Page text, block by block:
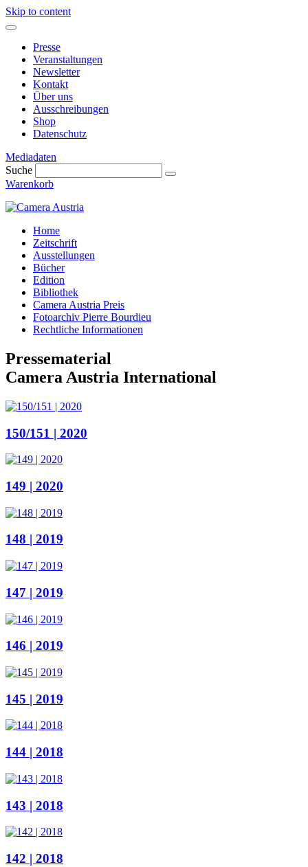
Skip to content
Presse
Veranstaltungen
Newsletter
Kontakt
Über uns
Ausschreibungen
Shop
Datenschutz
Mediadaten
Suche
Warenkorb
Home
Zeitschrift
Ausstellungen
Bücher
Edition
Bibliothek
Camera Austria Preis
Fotoarchiv Pierre Bourdieu
Rechtliche Informationen
Pressematerial
Camera Austria International
150/151 | 2020
149 | 2020
148 | 2019
147 | 2019
146 | 2019
145 | 2019
144 | 2018
143 | 2018
142 | 2018